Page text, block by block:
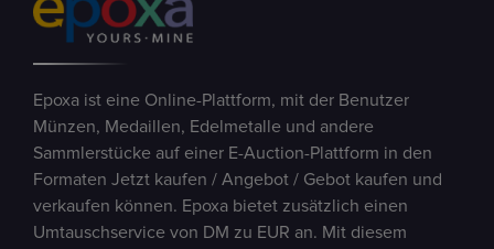
Epoxa ist eine Online-Plattform, mit der Benutzer
Münzen, Medaillen, Edelmetalle und andere
Sammlerstücke auf einer E-Auction-Plattform in den
Formaten Jetzt kaufen / Angebot / Gebot kaufen und
verkaufen können. Epoxa bietet zusätzlich einen
Umtauschservice von DM zu EUR an. Mit diesem